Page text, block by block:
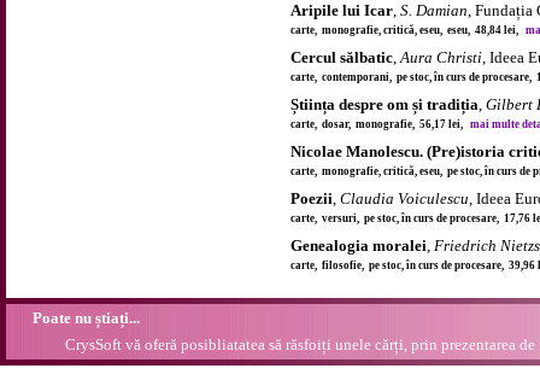
Aripile lui Icar, S. Damian, Fundația
carte, monografie, critică, eseu, eseu, 48,84 lei,
Cercul sălbatic,Aura Christi, Ideea
carte, contemporani, pe stoc, în curs de
Știința despre om și tradiția, Gilbert
carte, dosar, monografie, 56,17 lei, mai multe
Nicolae Manolescu. (Pre)istoria
carte, monografie, critică, eseu, pe stoc, în curs de
Poezii, Claudia Voiculescu, Ideea
carte, versuri, pe stoc, în curs de procesare, 17,76
Genealogia moralei, Friedrich
carte, filosofie, pe stoc, în curs de procesare,
Poate nu știați...
CrysSoft vă oferă posibliatatea să răsfoiți unele cărți, prin prezentarea de